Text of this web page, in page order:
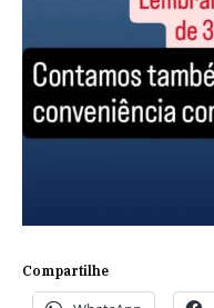
Compartilhe